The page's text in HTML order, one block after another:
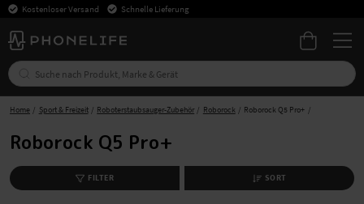
Kostenloser Versand Schnelle Lieferung
Home Sport & Freizeit Roboterstaubsauger-Zubehör Roborock Roborock Q5 Pro+
Roborock Q5 Pro+
FILTER SORT